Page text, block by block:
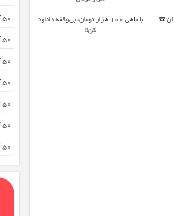
☎️
با ماهی 100 هزار تومان، بی‌وقفه دانلود
کن!!
50 آهنگ زنگ موبایل بیکلام
50 آهنگ زنگ موبایل زن
50 آهنگ زنگ موبایل زیبا
50 آهنگ زنگ موبایل تیک تاک
50 آهنگ زنگ موبایل با کلاس
50 آهنگ زنگ موبایل بازیگران ترکی
50 آهنگ زنگ موبایل ویژه محرم 96